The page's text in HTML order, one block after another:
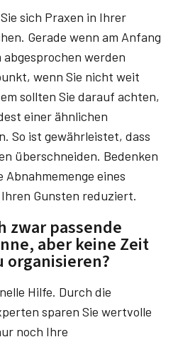
sich Praxen in Ihrer
Gerade wenn am Anfang
abgesprochen werden
wenn Sie nicht weit
sollten Sie darauf achten,
einer ähnlichen
So ist gewährleistet, dass
überschneiden. Bedenken
Abnahmemenge eines
Gunsten reduziert.
zwar passende
aber keine Zeit
organisieren?
Hilfe. Durch die
sparen Sie wertvolle
noch Ihre